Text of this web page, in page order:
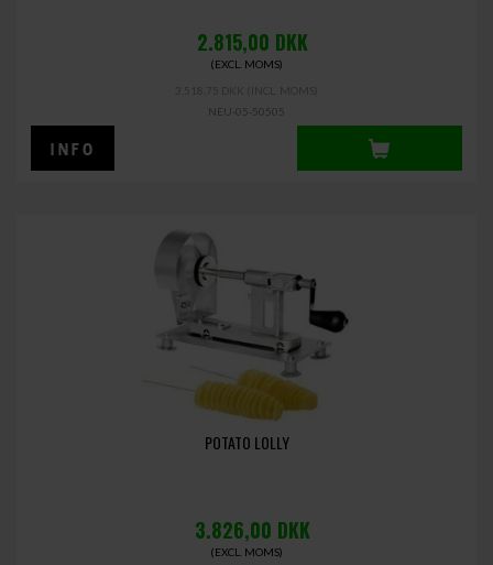
2.815,00 DKK
(EXCL. MOMS)
NEU-05-50505
POTATO LOLLY
3.826,00 DKK
(EXCL. MOMS)